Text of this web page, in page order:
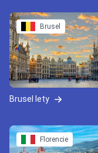
Brusel
Brusel lety
Florencie